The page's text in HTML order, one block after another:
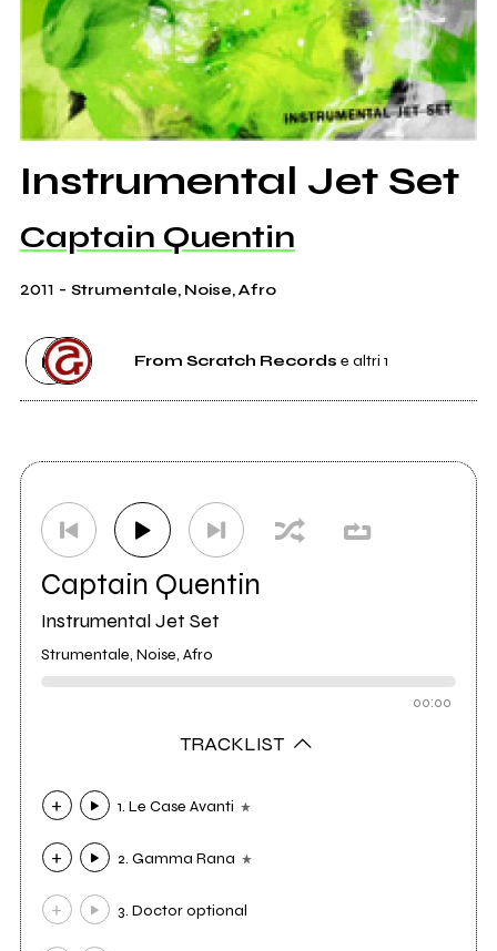
Instrumental Jet Set
Captain Quentin
2011 - Strumentale, Noise, Afro
From Scratch Records e altri 1
Captain Quentin
Instrumental Jet Set
Strumentale, Noise, Afro
00:00
TRACKLIST
1. Le Case Avanti
2. Gamma Rana
3. Doctor optional